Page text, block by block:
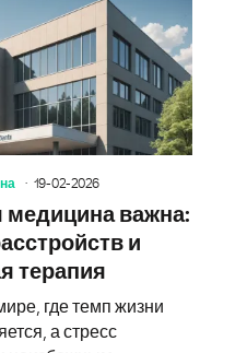
19-02-2026
медицина важна:
и
терапия
где темп жизни
а стресс